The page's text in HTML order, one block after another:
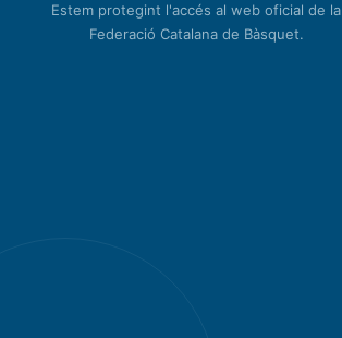
Estem protegint l'accés al web oficial de la
Federació Catalana de Bàsquet.